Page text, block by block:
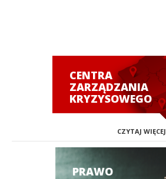
CENTRA
ZARZĄDZANIA
KRYZYSOWEGO
CZYTAJ WIĘCEJ
PRAWO